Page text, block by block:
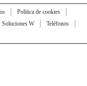
Política de cookies
Soluciones W
Teléfonos